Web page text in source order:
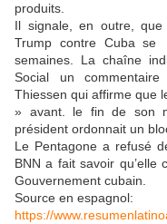
produits.
Il signale, en outre, que
Trump contre Cuba se
semaines. La chaîne
Social un
Thiessen qui affirme que
» avant. le fin de son
président ordonnait un
Le Pentagone a refusé
BNN a fait savoir qu’elle
Gouvernement cubain.
Source en espagnol:
https://